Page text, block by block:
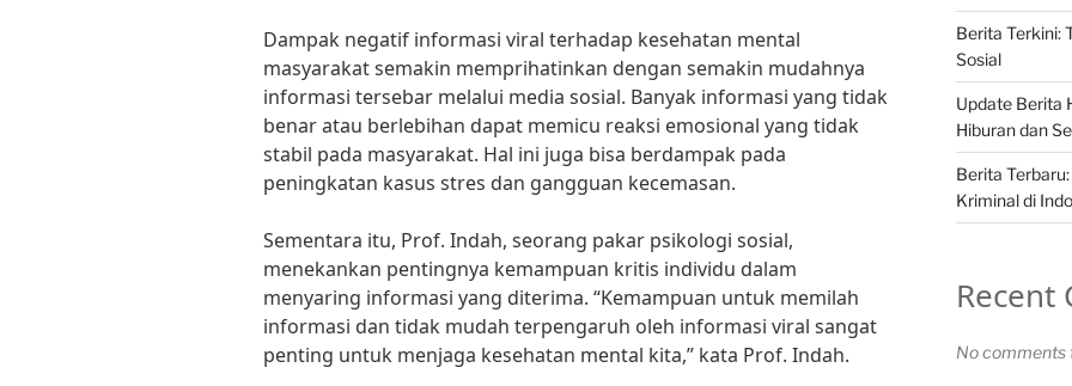
Dampak negatif informasi viral terhadap kesehatan mental
masyarakat semakin memprihatinkan dengan semakin mudahnya
informasi tersebar melalui media sosial. Banyak informasi yang tidak
benar atau berlebihan dapat memicu reaksi emosional yang tidak
stabil pada masyarakat. Hal ini juga bisa berdampak pada
peningkatan kasus stres dan gangguan kecemasan.
Sementara itu, Prof. Indah, seorang pakar psikologi sosial,
menekankan pentingnya kemampuan kritis individu dalam
menyaring informasi yang diterima. “Kemampuan untuk memilah
informasi dan tidak mudah terpengaruh oleh informasi viral sangat
penting untuk menjaga kesehatan mental kita,” kata Prof. Indah.
Berita Terkini:
Sosial
Update Berita
Hiburan dan
Berita
Kriminal di
Recent
No comments